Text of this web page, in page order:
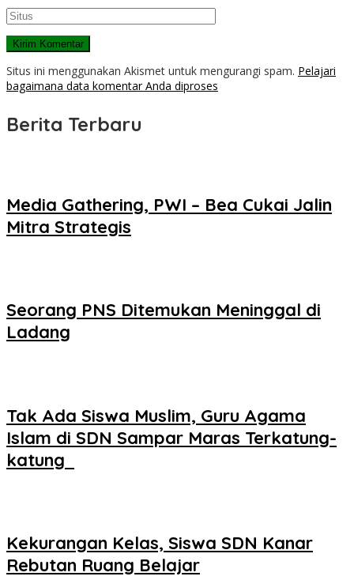
Situs ini menggunakan Akismet untuk mengurangi spam. Pelajari
bagaimana data komentar Anda diproses
Berita Terbaru
Media Gathering, PWI – Bea Cukai Jalin
Mitra Strategis
Seorang PNS Ditemukan Meninggal di
Ladang
Tak Ada Siswa Muslim, Guru Agama
Islam di SDN Sampar Maras Terkatung-
katung ‎
Kekurangan Kelas, Siswa SDN Kanar
Rebutan Ruang Belajar